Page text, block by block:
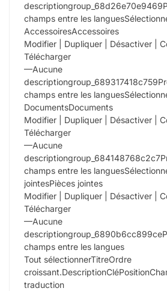
champs entre les
AccessoiresAccessoires
Modifier | Dupliquer | Désactiver |
Télécharger
—Aucune
champs entre les
DocumentsDocuments
Modifier | Dupliquer | Désactiver |
Télécharger
—Aucune
champs entre les
jointesPièces jointes
Modifier | Dupliquer | Désactiver |
Télécharger
—Aucune
champs entre les langues
Tout sélectionnerTitreOrdre
traduction